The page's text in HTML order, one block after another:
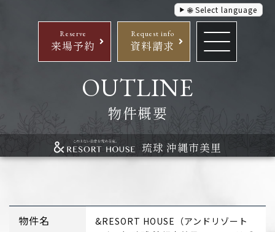
🌐 Select language
Reserve
来場予約
Request info
資料請求
OUTLINE
物件概要
琉球 沖縄市美里
物件名
&RESORT HOUSE（アンドリゾート